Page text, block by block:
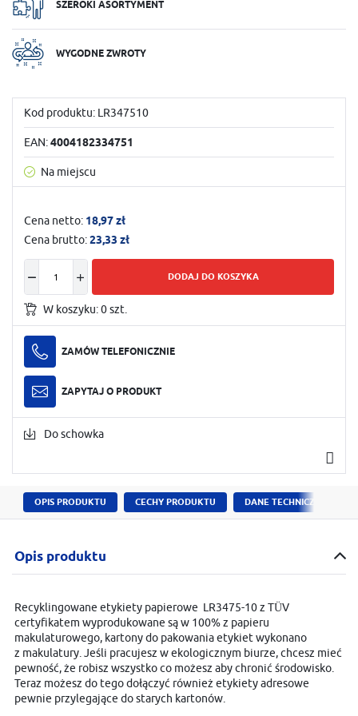
SZEROKI ASORTYMENT
WYGODNE ZWROTY
Kod produktu: LR347510
EAN:4004182334751
Na miejscu
Cena netto: 18,97 zł
Cena brutto:23,33 zł
DODAJ DO KOSZYKA
W koszyku:0szt.
ZAMÓW TELEFONICZNIE
ZAPYTAJ O PRODUKT
Do schowka
OPIS PRODUKTU CECHY PRODUKTU DANE TECHNICZNE
Opis produktu
Recyklingowane etykiety papierowe LR3475-10 z TÜV
certyfikatem wyprodukowane są w 100% z papieru
makulaturowego, kartony do pakowania etykiet wykonano
z makulatury. Jeśli pracujesz w ekologicznym biurze, chcesz mieć
pewność, że robisz wszystko co możesz aby chronić środowisko.
Teraz możesz do tego dołączyć również etykiety adresowe
pewnie przylegające do starych kartonów.